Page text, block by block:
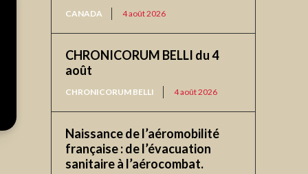
CANADA 4 août 2026
CHRONICORUM BELLI du 4
août
CHRONICORUM BELLI 4 août 2026
Naissance de l’aéromobilité
française : de l’évacuation
sanitaire à l’aérocombat.